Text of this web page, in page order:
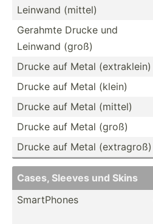
Leinwand (mittel)
Gerahmte Drucke und
Leinwand (groß)
Drucke auf Metal (extra­klein)
Drucke auf Metal (klein)
Drucke auf Metal (mittel)
Drucke auf Metal (groß)
Drucke auf Metal (extra­groß)
Cases, Sleeves und Skins
SmartP­hones